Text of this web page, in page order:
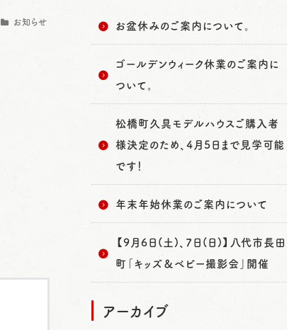
お知らせ お盆休みのご案内について。
ゴールデンウィーク休業のご案内に
ついて。
松橋町久具モデルハウスご購入者
様決定のため、4月5日まで見学可能
です！
年末年始休業のご案内について
【9月6日(土)、7日(日)】八代市長田
町「キッズ＆ベビー撮影会」開催
アーカイブ